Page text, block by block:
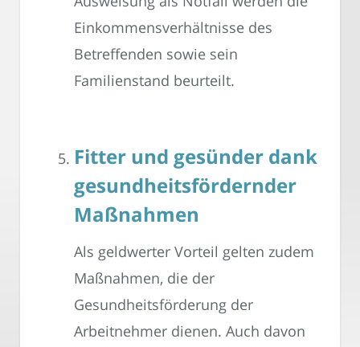
Einkommensverhältnisse des
Betreffenden sowie sein
Familienstand beurteilt.
Fitter und gesünder dank
gesundheitsfördernder
Maßnahmen
Als geldwerter Vorteil gelten zudem
Maßnahmen, die der
Gesundheitsförderung der
Arbeitnehmer dienen. Auch davon